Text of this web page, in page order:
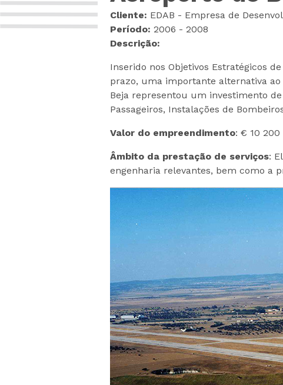
Cliente: EDAB - Empresa de
Período: 2006 - 2008
Descrição:
Inserido nos Objetivos Estratégicos
prazo, uma importante alternativa ao
Beja representou um investimento
Passageiros, Instalações de
Valor do empreendimento: € 10 200
Âmbito da prestação de serviços:
engenharia relevantes, bem como a